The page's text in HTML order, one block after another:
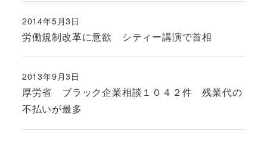
労働規制改革に意欲 シティー講演で首相
投稿日
2014年5月3日
厚労省 ブラック企業相談１０４２件 残業代の
不払いが最多
投稿日
2013年9月3日